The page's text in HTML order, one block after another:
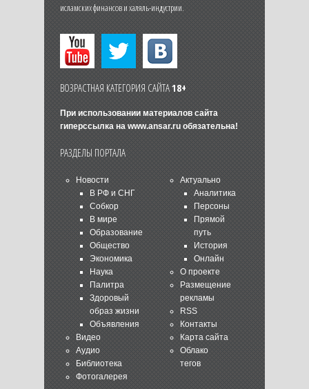
исламских финансов и халяль-индустрии.
ВОЗРАСТНАЯ КАТЕГОРИЯ САЙТА18+
При использовании материалов сайта
гиперссылка на www.ansar.ruобязательна!
РАЗДЕЛЫ ПОРТАЛА
Новости
В РФ и СНГ
Собкор
В мире
Образование
Общество
Экономика
Наука
Палитра
Здоровый
образ жизни
Объявления
Видео
Аудио
Библиотека
Фотогалерея
Актуально
Аналитика
Персоны
Прямой
путь
История
Онлайн
О проекте
Размещение
рекламы
RSS
Контакты
Карта сайта
Облако
тегов